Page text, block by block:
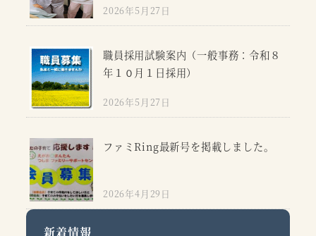
2026年5月27日
職員採用試験案内（一般事務：令和８
年１０月１日採用）
2026年5月27日
ファミRing最新号を掲載しました。
2026年4月29日
新着情報